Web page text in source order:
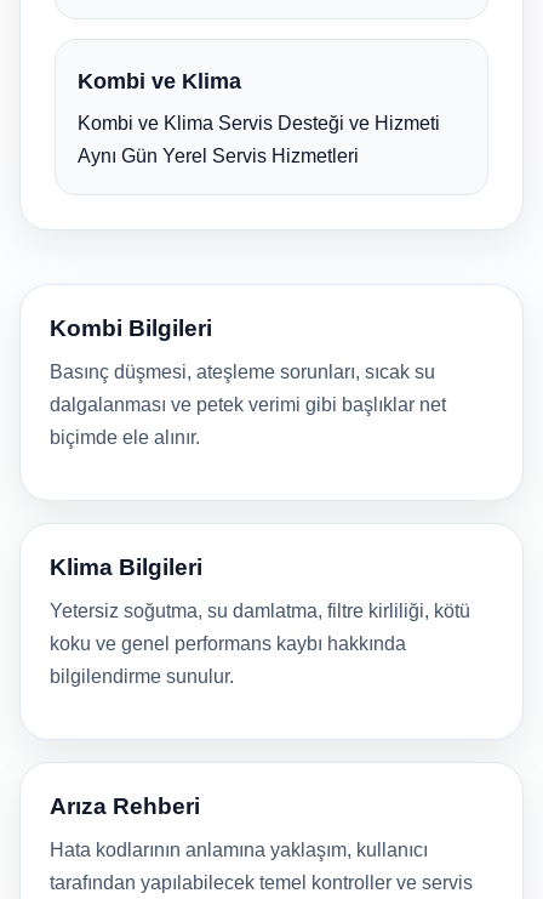
Kombi ve Klima
Kombi ve Klima Servis Desteği ve Hizmeti
Aynı Gün Yerel Servis Hizmetleri
Kombi Bilgileri
Basınç düşmesi, ateşleme sorunları, sıcak su
dalgalanması ve petek verimi gibi başlıklar net
biçimde ele alınır.
Klima Bilgileri
Yetersiz soğutma, su damlatma, filtre kirliliği, kötü
koku ve genel performans kaybı hakkında
bilgilendirme sunulur.
Arıza Rehberi
Hata kodlarının anlamına yaklaşım, kullanıcı
tarafından yapılabilecek temel kontroller ve servis